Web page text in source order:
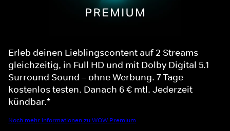
Erleb deinen Lieblingscontent auf 2 Streams
gleichzeitig, in Full HD und mit Dolby Digital 5.1
Surround Sound – ohne Werbung. 7 Tage
kostenlos testen. Danach 6 € mtl. Jederzeit
kündbar.*
Noch mehr Informationen zu WOW Premium